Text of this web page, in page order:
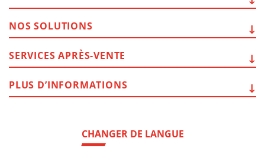
CHANGER DE LANGUE
NOS SOLUTIONS
SERVICES APRÈS-VENTE
PLUS D’INFORMATIONS